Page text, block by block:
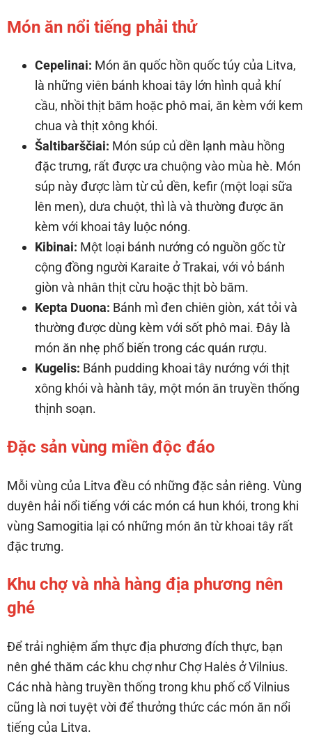
Món ăn nổi tiếng phải thử
Cepelinai: Món ăn quốc hồn quốc túy của Litva,
là những viên bánh khoai tây lớn hình quả khí
cầu, nhồi thịt băm hoặc phô mai, ăn kèm với kem
chua và thịt xông khói.
Šaltibarščiai: Món súp củ dền lạnh màu hồng
đặc trưng, rất được ưa chuộng vào mùa hè. Món
súp này được làm từ củ dền, kefir (một loại sữa
lên men), dưa chuột, thì là và thường được ăn
kèm với khoai tây luộc nóng.
Kibinai: Một loại bánh nướng có nguồn gốc từ
cộng đồng người Karaite ở Trakai, với vỏ bánh
giòn và nhân thịt cừu hoặc thịt bò băm.
Kepta Duona: Bánh mì đen chiên giòn, xát tỏi và
thường được dùng kèm với sốt phô mai. Đây là
món ăn nhẹ phổ biến trong các quán rượu.
Kugelis: Bánh pudding khoai tây nướng với thịt
xông khói và hành tây, một món ăn truyền thống
thịnh soạn.
Đặc sản vùng miền độc đáo
Mỗi vùng của Litva đều có những đặc sản riêng. Vùng
duyên hải nổi tiếng với các món cá hun khói, trong khi
vùng Samogitia lại có những món ăn từ khoai tây rất
đặc trưng.
Khu chợ và nhà hàng địa phương nên
ghé
Để trải nghiệm ẩm thực địa phương đích thực, bạn
nên ghé thăm các khu chợ như Chợ Halės ở Vilnius.
Các nhà hàng truyền thống trong khu phố cổ Vilnius
cũng là nơi tuyệt vời để thưởng thức các món ăn nổi
tiếng của Litva.